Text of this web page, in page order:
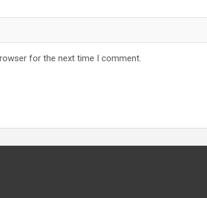
for the next time I comment.